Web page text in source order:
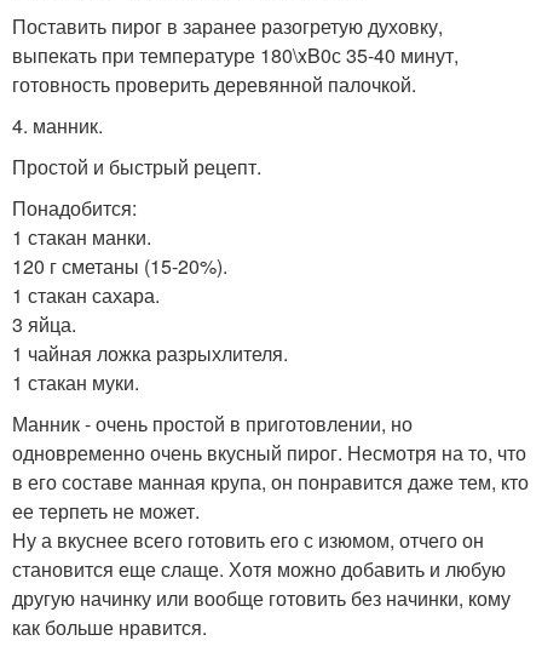
Поставить пирог в заранее разогретую духовку,
выпекать при температуре 180\xB0с 35-40 минут,
готовность проверить деревянной палочкой.
4. манник.
Простой и быстрый рецепт.
Понадобится:
1 стакан манки.
120 г сметаны (15-20%).
1 стакан сахара.
3 яйца.
1 чайная ложка разрыхлителя.
1 стакан муки.
Манник - очень простой в приготовлении, но
одновременно очень вкусный пирог. Несмотря на то, что
в его составе манная крупа, он понравится даже тем, кто
ее терпеть не может.
Ну а вкуснее всего готовить его с изюмом, отчего он
становится еще слаще. Хотя можно добавить и любую
другую начинку или вообще готовить без начинки, кому
как больше нравится.